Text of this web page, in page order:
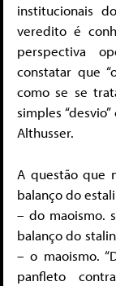
institucionais
veredito é
perspectiva
constatar que
como se se
simples
Althusser.
A questão que
balanço do
– do maoismo.
balanço do
– o maoismo.
panfleto